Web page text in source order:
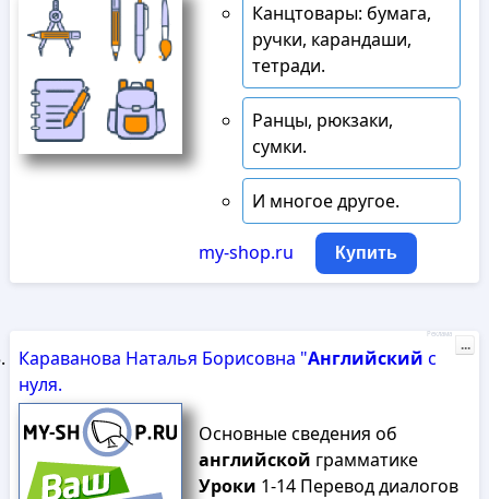
Канцтовары: бумага,
ручки, карандаши,
тетради.
Ранцы, рюкзаки,
сумки.
И многое другое.
my-shop.ru Купить
Караванова Наталья Борисовна "Английский с
нуля.
Основные сведения об
английской грамматике
Уроки 1-14 Перевод диалогов
Реклама
...